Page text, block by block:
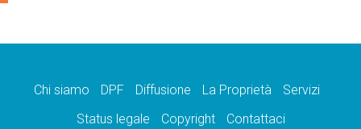
Chi siamo DPF Diffusione La Proprietà
Servizi
Status legale
Copyright Contattaci